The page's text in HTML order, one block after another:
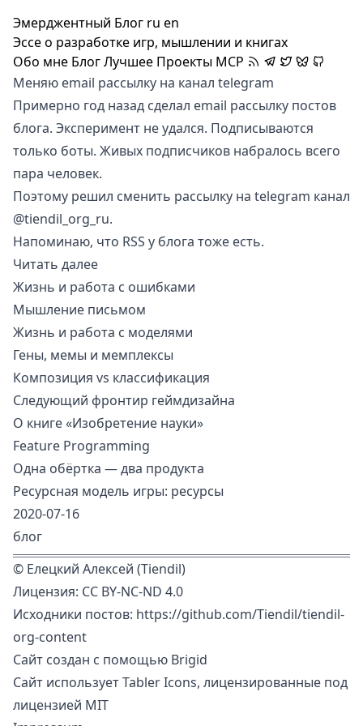
Эмерджентный Блог ru en
Эссе о разработке игр, мышлении и книгах
Обо мне БлогЛучшее Проекты MCP
Меняю email рассылку на канал telegram
Примерно год назад сделал email рассылку постов
блога. Эксперимент не удался. Подписываются
только боты. Живых подписчиков набралось всего
пара человек.
Поэтому решил сменить рассылку на telegram канал
@tiendil_org_ru.
Напоминаю, что RSS у блога тоже есть.
Читать далее
Жизнь и работа с ошибками
Мышление письмом
Жизнь и работа с моделями
Гены, мемы и мемплексы
Композиция vs классификация
Следующий фронтир геймдизайна
О книге «Изобретение науки»
Feature Programming
Одна обёртка — два продукта
Ресурсная модель игры: ресурсы
2020-07-16
блог
© Елецкий Алексей (Tiendil)
Лицензия: CC BY-NC-ND 4.0
Исходники постов: https://github.com/Tiendil/tiendil-
org-content
Сайт создан с помощью Brigid
Сайт используетTabler Icons, лицензированные под
лицензией MIT